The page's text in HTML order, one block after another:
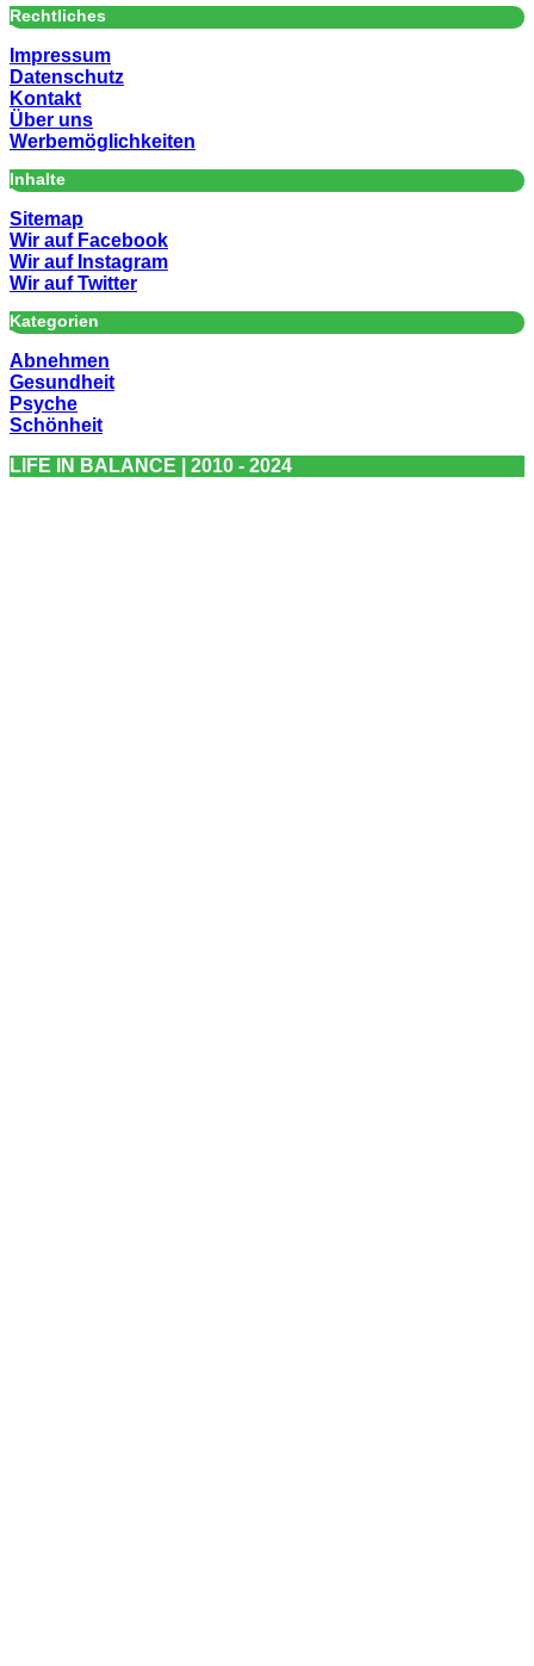
Rechtliches
Impressum
Datenschutz
Kontakt
Über uns
Werbemöglichkeiten
Inhalte
Sitemap
Wir auf Facebook
Wir auf Instagram
Wir auf Twitter
Kategorien
Abnehmen
Gesundheit
Psyche
Schönheit
LIFE IN BALANCE | 2010 - 2024